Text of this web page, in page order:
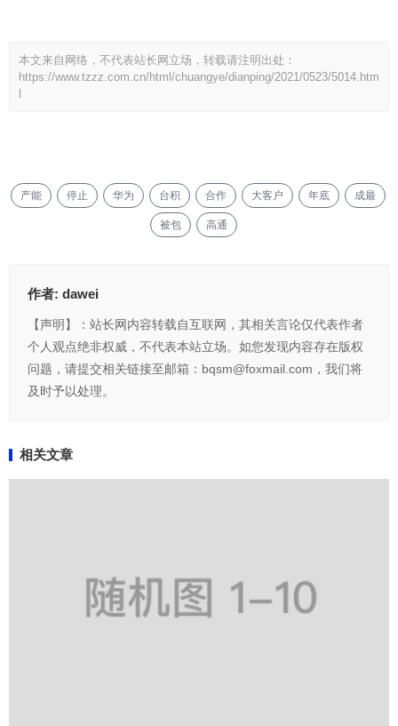
本文来自网络，不代表站长网立场，转载请注明出处：
https://www.tzzz.com.cn/html/chuangye/dianping/2021/0523/5014.htm
产能 停止 华为 台积 合作 大客户 年底 成最
被包 高通
作者: dawei
【声明】：站长网内容转载自互联网，其相关言论仅代表作者
个人观点绝非权威，不代表本站立场。如您发现内容存在版权
问题，请提交相关链接至邮箱：bqsm@foxmail.com，我们将
及时予以处理。
相关文章